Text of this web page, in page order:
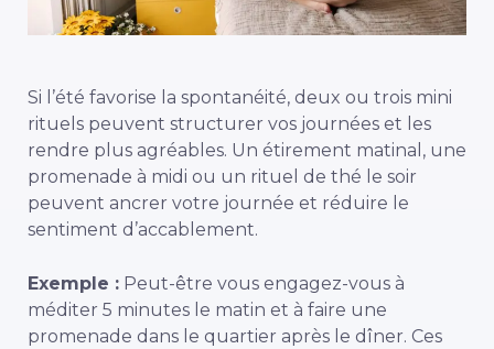
Si l’été favorise la spontanéité, deux ou trois mini
rituels peuvent structurer vos journées et les
rendre plus agréables. Un étirement matinal, une
promenade à midi ou un rituel de thé le soir
peuvent ancrer votre journée et réduire le
sentiment d’accablement.
Exemple : Peut-être vous engagez-vous à
méditer 5 minutes le matin et à faire une
promenade dans le quartier après le dîner. Ces